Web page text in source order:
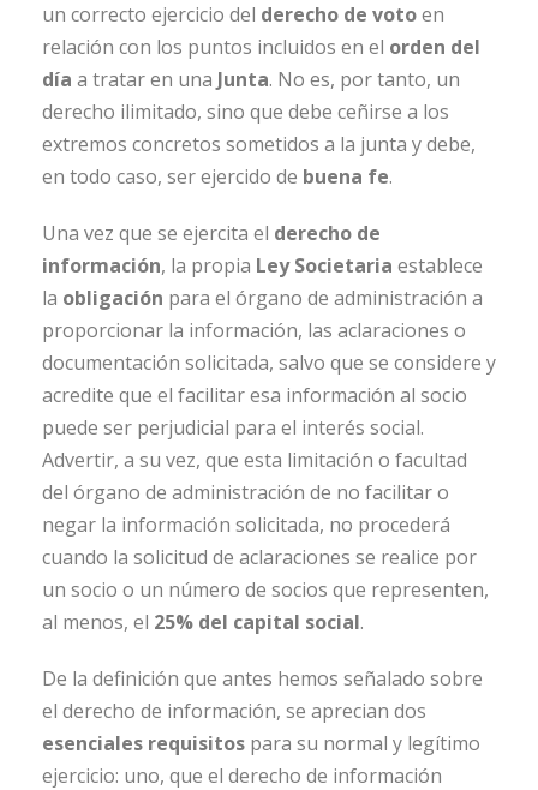
un correcto ejercicio del derecho de votoen
relación con los puntos incluidos en el orden del
día a tratar en una Junta. No es, por tanto, un
derecho ilimitado, sino que debe ceñirse a los
extremos concretos sometidos a la junta y debe,
en todo caso, ser ejercido de buena fe.
Una vez que se ejercita el derecho de
información, la propia Ley Societaria establece
la obligación para el órgano de administración a
proporcionar la información, las aclaraciones o
documentación solicitada, salvo que se considere y
acredite que el facilitar esa información al socio
puede ser perjudicial para el interés social.
Advertir, a su vez, que esta limitación o facultad
del órgano de administración de no facilitar o
negar la información solicitada, no procederá
cuando la solicitud de aclaraciones se realice por
un socio o un número de socios que representen,
al menos, el 25% del capital social.
De la definición que antes hemos señalado sobre
el derecho de información, se aprecian dos
esenciales requisitos para su normal y legítimo
ejercicio: uno, que el derecho de información